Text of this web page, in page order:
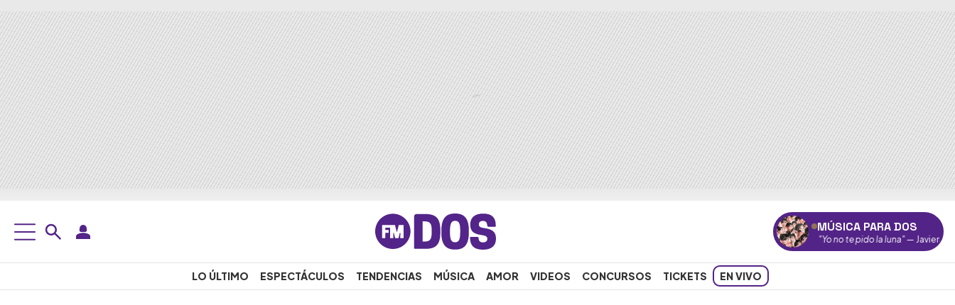
MÚSICA PARA DOS
"Yo no te pido la luna"— Javiera Mena
LO ÚLTIMO ESPECTÁCULOS TENDENCIAS MÚSICA AMOR VIDEOS CONCURSOS TICKETS EN VIVO